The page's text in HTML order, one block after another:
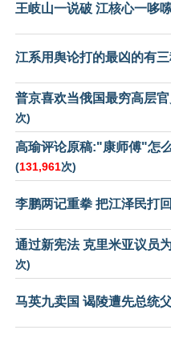
王岐山一说破 江核心一哆
江系用舆论打的最凶的有三
普京喜欢当俄国最穷高层
次)
高瑜评论原稿:"康师傅"怎
(131,961次)
李鹏两记重拳 把江泽民打
通过新宪法 克里米亚议员
次)
马英九卖国 谒陵遭先总统